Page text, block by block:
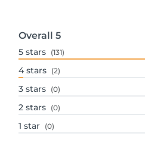
Overall 5
5 stars (131)
4 stars (2)
3 stars (0)
2 stars (0)
1 star (0)